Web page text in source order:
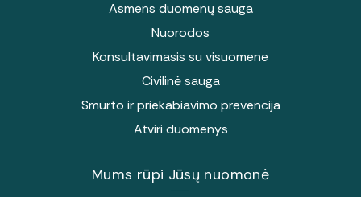
Asmens duomenų sauga
Nuorodos
Konsultavimasis su visuomene
Civilinė sauga
Smurto ir priekabiavimo prevencija
Atviri duomenys
Mums rūpi Jūsų nuomonė